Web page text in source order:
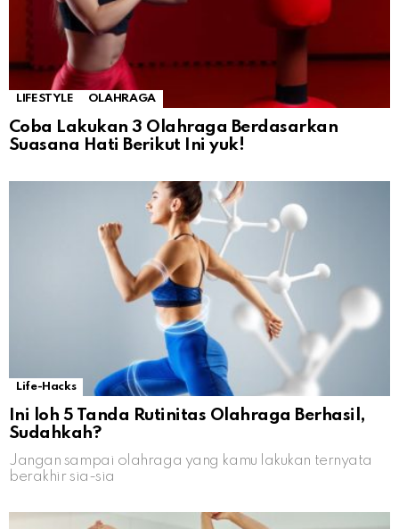
LIFESTYLE OLAHRAGA
Coba Lakukan 3 Olahraga Berdasarkan
Suasana Hati Berikut Ini yuk!
Life-Hacks
Ini loh 5 Tanda Rutinitas Olahraga Berhasil,
Sudahkah?
Jangan sampai olahraga yang kamu lakukan ternyata
berakhir sia-sia